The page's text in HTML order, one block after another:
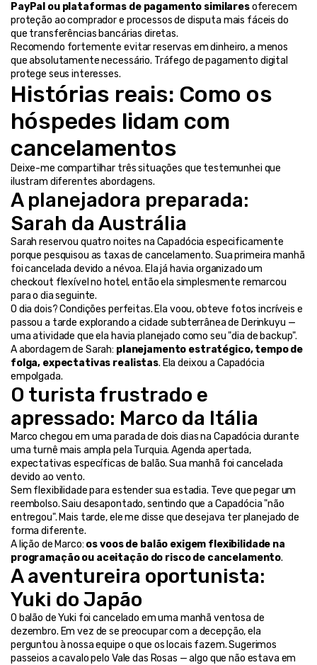
PayPal ou plataformas de pagamento similares oferecem
proteção ao comprador e processos de disputa mais fáceis do
que transferências bancárias diretas.
Recomendo fortemente evitar reservas em dinheiro, a menos
que absolutamente necessário. Tráfego de pagamento digital
protege seus interesses.
Histórias reais: Como os
hóspedes lidam com
cancelamentos
Deixe-me compartilhar três situações que testemunhei que
ilustram diferentes abordagens.
A planejadora preparada:
Sarah da Austrália
Sarah reservou quatro noites na Capadócia especificamente
porque pesquisou as taxas de cancelamento. Sua primeira manhã
foi cancelada devido a névoa. Ela já havia organizado um
checkout flexível no hotel, então ela simplesmente remarcou
para o dia seguinte.
O dia dois? Condições perfeitas. Ela voou, obteve fotos incríveis e
passou a tarde explorando a cidade subterrânea de Derinkuyu —
uma atividade que ela havia planejado como seu "dia de backup".
A abordagem de Sarah: planejamento estratégico, tempo de
folga, expectativas realistas. Ela deixou a Capadócia
empolgada.
O turista frustrado e
apressado: Marco da Itália
Marco chegou em uma parada de dois dias na Capadócia durante
uma turnê mais ampla pela Turquia. Agenda apertada,
expectativas específicas de balão. Sua manhã foi cancelada
devido ao vento.
Sem flexibilidade para estender sua estadia. Teve que pegar um
reembolso. Saiu desapontado, sentindo que a Capadócia "não
entregou". Mais tarde, ele me disse que desejava ter planejado de
forma diferente.
A lição de Marco: os voos de balão exigem flexibilidade na
programação ou aceitação do risco de cancelamento.
A aventureira oportunista:
Yuki do Japão
O balão de Yuki foi cancelado em uma manhã ventosa de
dezembro. Em vez de se preocupar com a decepção, ela
perguntou à nossa equipe o que os locais fazem. Sugerimos
passeios a cavalo pelo Vale das Rosas — algo que não estava em